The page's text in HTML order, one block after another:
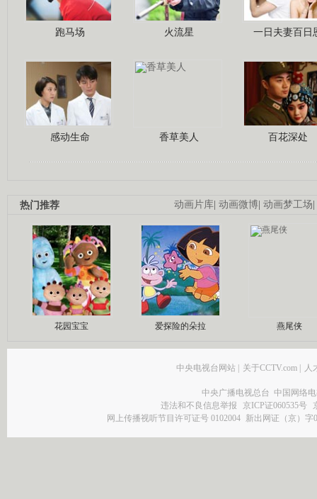
跑马场 火流星 一日夫妻百日
感动生命 香草美人 百花深处
动画片库| 动画微博| 动画梦工场|
热门推荐
花园宝宝 爱探险的朵拉 燕尾侠
中央电视台网站 | 关于CCTV.com | 人
中央广播电视总台 中国网络
违法和不良信息举报
京ICP证060535号
网上传播视听节目许可证号 0102004 新出网证（京）